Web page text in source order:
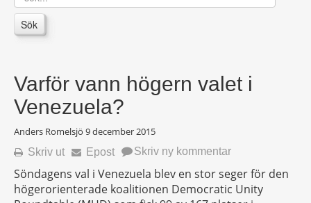
Sök
Varför vann högern valet i
Venezuela?
Anders Romelsjö 9 december 2015
Skriv ut Epost Skriv ny kommentar
Söndagens val i Venezuela blev en stor seger för den
högerorienterade koalitionen Democratic Unity